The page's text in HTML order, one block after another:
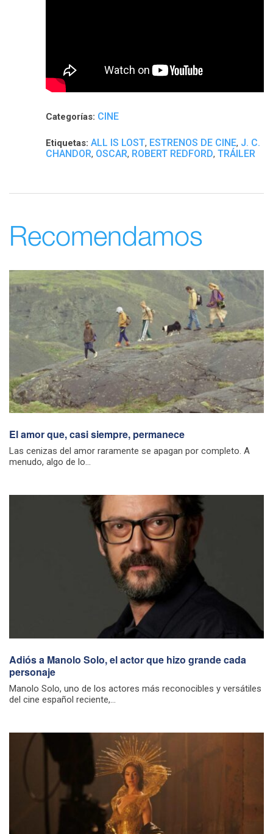
Categorías: CINE
Etiquetas: ALL IS LOST, ESTRENOS DE CINE, J. C.
CHANDOR, OSCAR, ROBERT REDFORD, TRÁILER
Recomendamos
El amor que, casi siempre, permanece
Las cenizas del amor raramente se apagan por completo. A
menudo, algo de lo...
Adiós a Manolo Solo, el actor que hizo grande cada
personaje
Manolo Solo, uno de los actores más reconocibles y versátiles
del cine español reciente,...